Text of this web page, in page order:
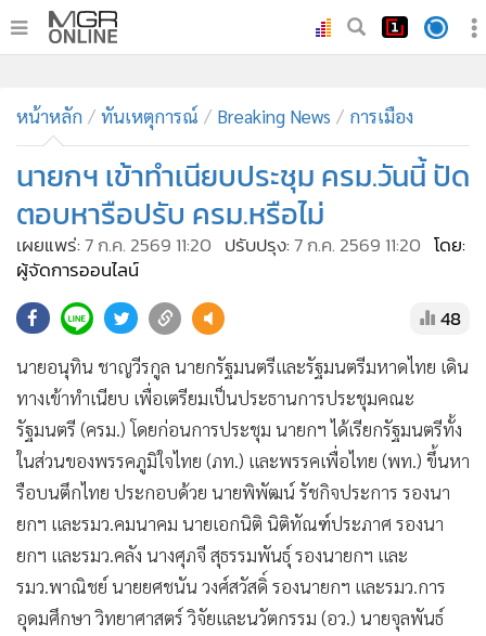
• ทันเหตุการณ์
• ภาคใต้
• ภูมิภาค
• Online Section
• บันเทิง
• ผู้จัดการรายวัน
• คอลัมนิสต์
CbizReview
•
Cyber BIZ
• ผู้จัดกวน
• Good health & Well-being
• Green Innovation & SD
• Management & HR
• MGR Live
• Infographic
หน้าหลัก ทันเหตุการณ์ Breaking News การเมือง
นายกฯ เข้าทำเนียบประชุม ครม.วันนี้ ปัด
ตอบหารือปรับ ครม.หรือไม่
เผยแพร่:7 ก.ค. 2569 11:20 ปรับปรุง:7 ก.ค. 2569 11:20 โดย:
ผู้จัดการออนไลน์
48
นายอนุทิน ชาญวีรกูล นายกรัฐมนตรีและรัฐมนตรีมหาดไทย เดิน
ทางเข้าทำเนียบ เพื่อเตรียมเป็นประธานการประชุมคณะ
รัฐมนตรี (ครม.) โดยก่อนการประชุม นายกฯ ได้เรียกรัฐมนตรีทั้ง
ในส่วนของพรรคภูมิใจไทย (ภท.) และพรรคเพื่อไทย (พท.) ขึ้นหา
รือบนตึกไทย ประกอบด้วย นายพิพัฒน์ รัชกิจประการ รองนา
ยกฯ และรมว.คมนาคม นายเอกนิติ นิติทัณฑ์ประภาศ รองนา
ยกฯ และรมว.คลัง นางศุภจี สุธรรมพันธุ์ รองนายกฯ และ
รมว.พาณิชย์ นายยศชนัน วงศ์สวัสดิ์ รองนายกฯ และรมว.การ
อุดมศึกษา วิทยาศาสตร์ วิจัยและนวัตกรรม (อว.) นายจุลพันธ์